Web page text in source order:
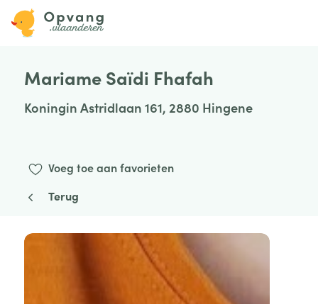
Mariame Saïdi Fhafah
Koningin Astridlaan 161, 2880 Hingene
Voeg toe aan favorieten
Terug